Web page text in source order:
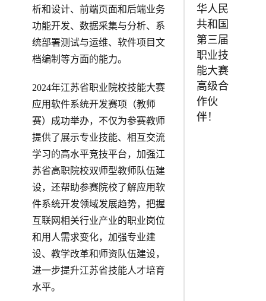
析和设计、前端页面和后端业务
功能开发、数据采集与分析、系
统部署测试与运维、软件项目文
档编制等方面的能力。
2024年江苏省职业院校技能大赛
应用软件系统开发赛项（教师
赛）成功举办，不仅为参赛教师
提供了展示专业技能、相互交流
学习的高水平竞技平台，加强江
苏省高职院校双师型教师队伍建
设，还帮助参赛院校了解应用软
件系统开发领域发展趋势，把握
互联网相关行业产业的职业岗位
和用人需求变化，加强专业建
设、教学改革和师资队伍建设，
进一步提升江苏省技能人才培育
水平。
华人民
共和国
第三届
职业技
能大赛
高级合
作伙
伴！